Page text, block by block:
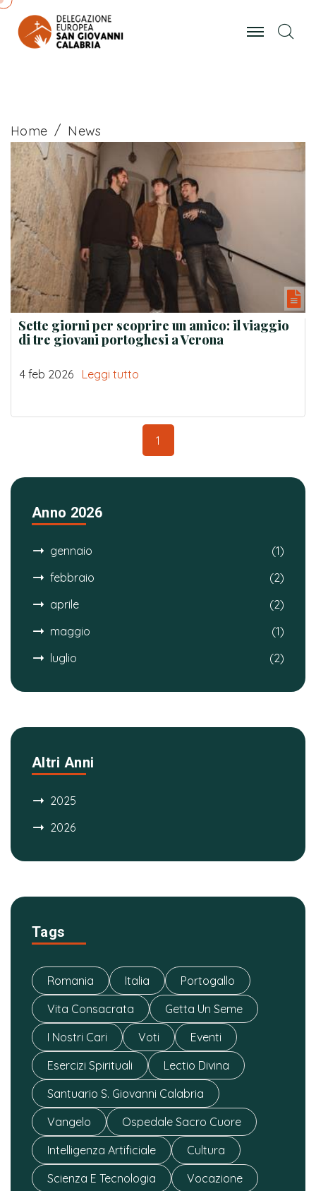
Home News
Sette giorni per scoprire un amico: il viaggio
di tre giovani portoghesi a Verona
4 feb 2026 Leggi tutto
1
Anno 2026
gennaio
(1)
febbraio
(2)
aprile
(2)
maggio
(1)
luglio
(2)
Altri Anni
2025
2026
Tags
Romania Italia
Portogallo
Vita Consacrata
Getta Un Seme
I Nostri Cari
Voti
Eventi
Esercizi Spirituali
Lectio Divina
Santuario S. Giovanni Calabria
Vangelo
Ospedale Sacro Cuore
Intelligenza Artificiale
Cultura
Scienza E Tecnologia
Vocazione